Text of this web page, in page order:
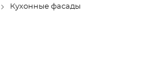
Кухонные фасады